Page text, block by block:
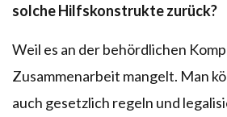
solche Hilfskonstrukte zurück?
Weil es an der behördlichen
Zusammenarbeit mangelt. Man
auch gesetzlich regeln und